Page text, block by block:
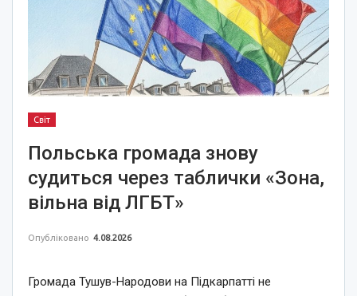
Світ
Польська громада знову
судиться через таблички «Зона,
вільна від ЛГБТ»
Опубліковано 4.08.2026
Громада Тушув-Народови на Підкарпатті не